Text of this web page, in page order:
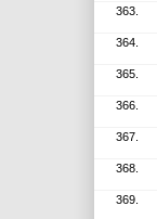
363.
364.
365.
366.
367.
368.
369.